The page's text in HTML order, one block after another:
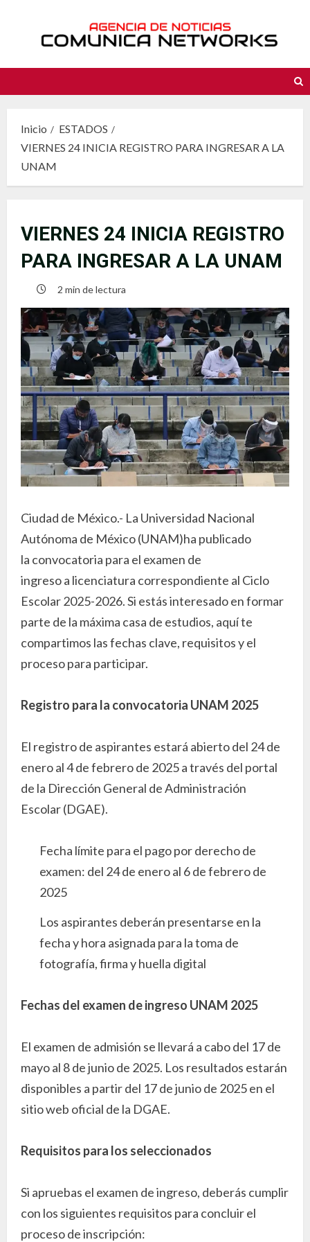
contenido
Inicio
ESTADOS
VIERNES 24 INICIA REGISTRO PARA INGRESAR A LA
UNAM
VIERNES 24 INICIA REGISTRO
PARA INGRESAR A LA UNAM
2 min de lectura
Ciudad de México.- La Universidad Nacional
Autónoma de México (UNAM)ha publicado
la convocatoria para el examen de
ingreso a licenciatura correspondiente al Ciclo
Escolar 2025-2026. Si estás interesado en formar
parte de la máxima casa de estudios, aquí te
compartimos las fechas clave, requisitos y el
proceso para participar.
Registro para la convocatoria UNAM 2025
El registro de aspirantes estará abierto del 24 de
enero al 4 de febrero de 2025 a través del portal
de la Dirección General de Administración
Escolar (DGAE).
Fecha límite para el pago por derecho de
examen: del 24 de enero al 6 de febrero de
2025
Los aspirantes deberán presentarse en la
fecha y hora asignada para la toma de
fotografía, firma y huella digital
Fechas del examen de ingreso UNAM 2025
El examen de admisión se llevará a cabo del 17 de
mayo al 8 de junio de 2025. Los resultados estarán
disponibles a partir del 17 de junio de 2025 en el
sitio web oficial de la DGAE.
Requisitos para los seleccionados
Si apruebas el examen de ingreso, deberás cumplir
con los siguientes requisitos para concluir el
proceso de inscripción: